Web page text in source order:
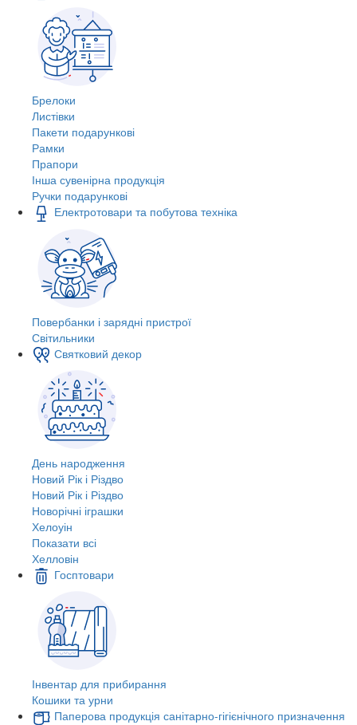
Брелоки
Листівки
Пакети подарункові
Рамки
Прапори
Інша сувенірна продукція
Ручки подарункові
Електротовари та побутова техніка
Повербанки і зарядні пристрої
Світильники
Святковий декор
День народження
Новий Рік і Різдво
Новий Рік і Різдво
Новорічні іграшки
Хелоуін
Показати всі
Хелловін
Госптовари
Інвентар для прибирання
Кошики та урни
Паперова продукція санітарно-гігієнічного призначення